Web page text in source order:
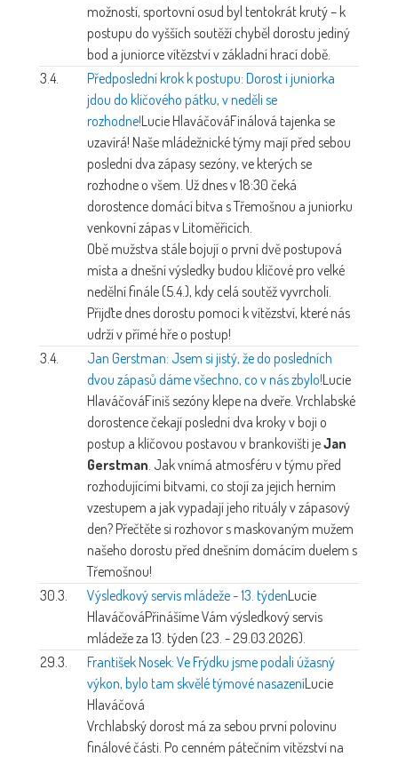
možností, sportovní osud byl tentokrát krutý – k
postupu do vyšších soutěží chyběl dorostu jediný
bod a juniorce vítězství v základní hrací době.
3.4.
Předposlední krok k postupu: Dorost i juniorka
jdou do klíčového pátku, v neděli se
rozhodne!Lucie HlaváčováFinálová tajenka se
uzavírá! Naše mládežnické týmy mají před sebou
poslední dva zápasy sezóny, ve kterých se
rozhodne o všem. Už dnes v 18:30 čeká
dorostence domácí bitva s Třemošnou a juniorku
venkovní zápas v Litoměřicích.
Obě mužstva stále bojují o první dvě postupová
místa a dnešní výsledky budou klíčové pro velké
nedělní finále (5.4.), kdy celá soutěž vyvrcholí.
Přijďte dnes dorostu pomoci k vítězství, které nás
udrží v přímé hře o postup!
3.4.
Jan Gerstman: Jsem si jistý, že do posledních
dvou zápasů dáme všechno, co v nás zbylo!Lucie
HlaváčováFiniš sezóny klepe na dveře. Vrchlabské
dorostence čekají poslední dva kroky v boji o
postup a klíčovou postavou v brankovišti jeJan
Gerstman . Jak vnímá atmosféru v týmu před
rozhodujícími bitvami, co stojí za jejich herním
vzestupem a jak vypadají jeho rituály v zápasový
den? Přečtěte si rozhovor s maskovaným mužem
našeho dorostu před dnešním domácím duelem s
Třemošnou!
30.3.
Výsledkový servis mládeže - 13. týdenLucie
HlaváčováPřinášíme Vám výsledkový servis
mládeže za 13. týden (23. - 29.03.2026).
29.3.
František Nosek: Ve Frýdku jsme podali úžasný
výkon, bylo tam skvělé týmové nasazeníLucie
Hlaváčová
Vrchlabský dorost má za sebou první polovinu
finálové části. Po cenném pátečním vítězství na